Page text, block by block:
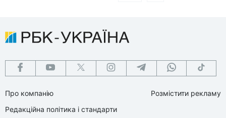
Про компанію
Редакційна політика і стандарти
Розмістити рекламу